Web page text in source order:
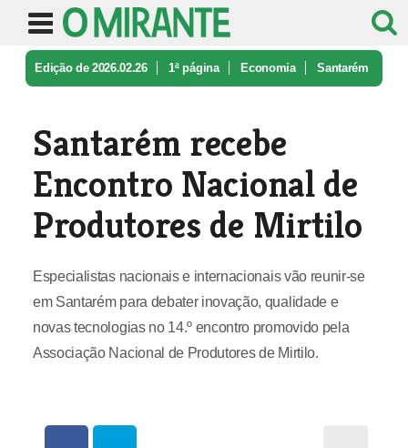
Edição de 2026.02.26 1ª página Economia Santarém
Santarém recebe
Encontro Nacional de
Produtores de Mirtilo
Especialistas nacionais e internacionais vão reunir-se
em Santarém para debater inovação, qualidade e
novas tecnologias no 14.º encontro promovido pela
Associação Nacional de Produtores de Mirtilo.